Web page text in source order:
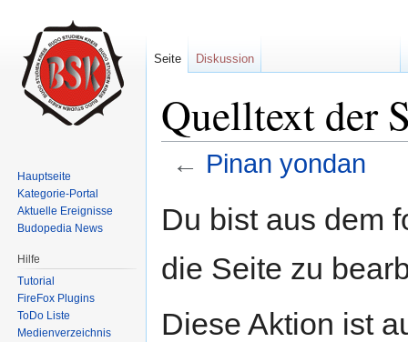
Quelltext der
← Pinan yondan
Du bist aus dem
die Seite zu
Diese Aktion ist
Seite Diskussion
Hauptseite
Kategorie-Portal
Aktuelle Ereignisse
Budopedia News
Hilfe
Tutorial
FireFox Plugins
ToDo Liste
Medienverzeichnis